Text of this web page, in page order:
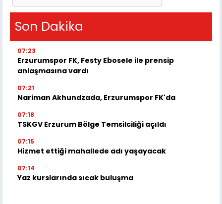
Son Dakika
07:23
Erzurumspor FK, Festy Ebosele ile prensip
anlaşmasına vardı
07:21
Nariman Akhundzada, Erzurumspor FK'da
07:18
TSKGV Erzurum Bölge Temsilciliği açıldı
07:15
Hizmet ettiği mahallede adı yaşayacak
07:14
Yaz kurslarında sıcak buluşma